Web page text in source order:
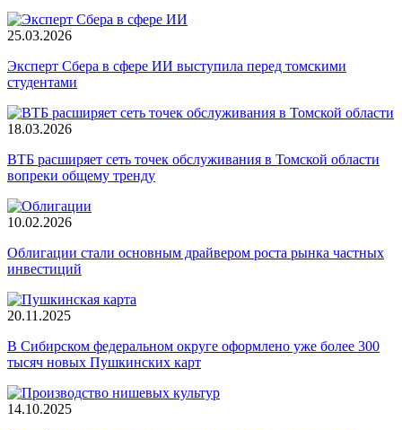
25.03.2026
Эксперт Сбера в сфере ИИ выступила перед томскими
студентами
18.03.2026
ВТБ расширяет сеть точек обслуживания в Томской области
вопреки общему тренду
10.02.2026
Облигации стали основным драйвером роста рынка частных
инвестиций
20.11.2025
В Сибирском федеральном округе оформлено уже более 300
тысяч новых Пушкинских карт
14.10.2025